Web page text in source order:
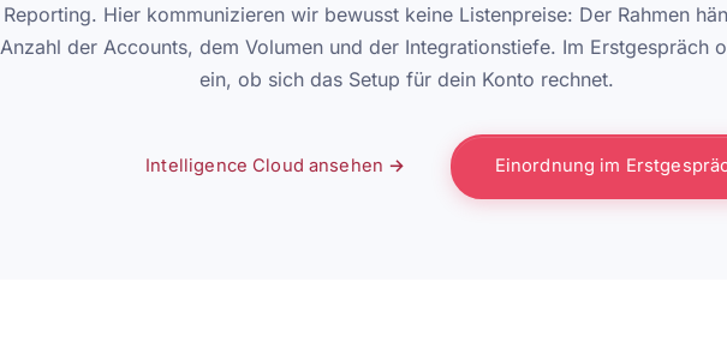
Reporting. Hier kommunizieren wir bewusst keine Listenpreise: Der Rahmen
Anzahl der Accounts, dem Volumen und der Integrationstiefe. Im Erstgespräch
ein, ob sich das Setup für dein Konto rechnet.
Intelligence Cloud ansehen → Einordnung im